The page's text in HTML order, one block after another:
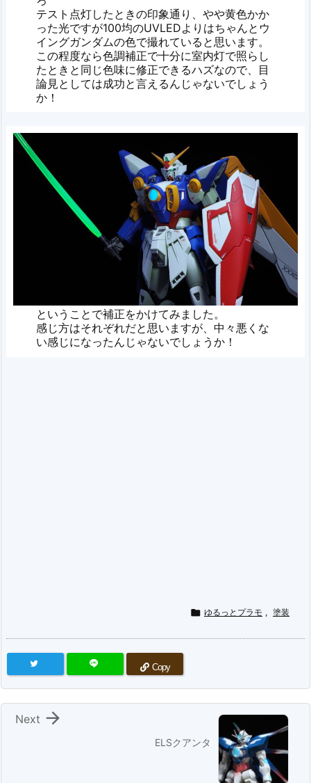
テスト点灯したときの印象通り、やや黄色かか
った光ですが100均のUVLEDよりはちゃんとウ
イングガンダムの色で撮れていると思います。
この程度なら色調補正で十分に室内灯で照らし
たときと同じ色味に修正できるハズなので、目
論見としては成功と言えるんじゃないでしょう
か！
ということで補正をかけてみました。
感じ方はそれぞれだと思いますが、中々悪くな
い感じになったんじゃないでしょうか！
 ゆるっとプラモ , 塗装
Copy
ELSクアンタ

Next